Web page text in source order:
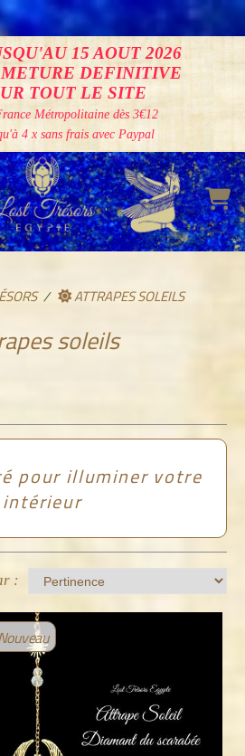
15 AOUT 2026
DEFINITIVE
TOUT LE SITE
Métropolitainedès 3€12
4 x sans frais avec Paypal
ATTRAPES SOLEILS
soleils
pour illuminer votre
intérieur
: